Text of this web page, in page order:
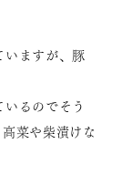
ますが、豚
るのでそう
菜や柴漬けな